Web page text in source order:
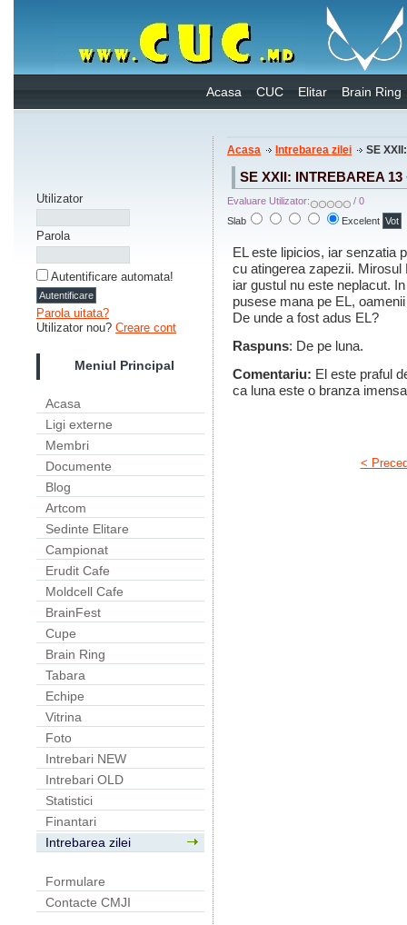
Acasa CUC Elitar Brain Ring
Utilizator
Parola
Autentificare automata!
Parola uitata?
Utilizator nou? Creare cont
Meniul Principal
Acasa
Ligi externe
Membri
Documente
Blog
Artcom
Sedinte Elitare
Campionat
Erudit Cafe
Moldcell Cafe
BrainFest
Cupe
Brain Ring
Tabara
Echipe
Vitrina
Foto
Intrebari NEW
Intrebari OLD
Statistici
Finantari
Intrebarea zilei
Formulare
Contacte CMJI
Acasa Intrebarea zilei SE
SE XXII: INTREBAREA
Evaluare Utilizator:
/ 0
Slab
Excelent
EL este lipicios, iar senzatia
cu atingerea zapezii.
iar gustul nu este neplacut.
pusese mana pe EL,
De unde a fost adus EL?
Raspuns: De pe luna.
Comentariu: El este praful
ca luna este o branza
<